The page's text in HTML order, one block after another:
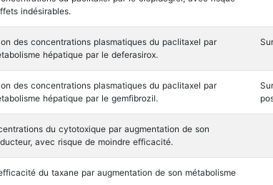
indésirables.
des concentrations plasmatiques du paclitaxel par
hépatique par le deferasirox.
des concentrations plasmatiques du paclitaxel par
hépatique par le gemfibrozil.
du cytotoxique par augmentation de son
avec risque de moindre efficacité.
du taxane par augmentation de son métabolisme